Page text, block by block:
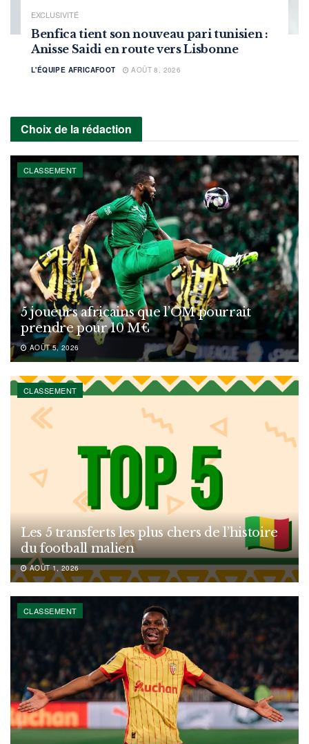
EXCLUSIVITÉ
Benfica tient son nouveau pari tunisien :
Anisse Saidi en route vers Lisbonne
L'ÉQUIPE AFRICAFOOT AOÛT 8, 2026
Choix de la rédaction
CLASSEMENT
5 joueurs africains que l’OM pourrait
prendre pour 10 M€
AOÛT 5, 2026
CLASSEMENT
Les 5 transferts les plus chers de l’histoire
du football malien
AOÛT 1, 2026
CLASSEMENT